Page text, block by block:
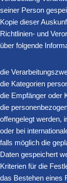
seiner Person
Kopie dieser
Richtlinien- und
über folgende
die
die Kategorien
die Empfänger oder
die
offengelegt werden,
oder bei
falls möglich die
Daten gespeichert
Kriterien für die
das Bestehen eines